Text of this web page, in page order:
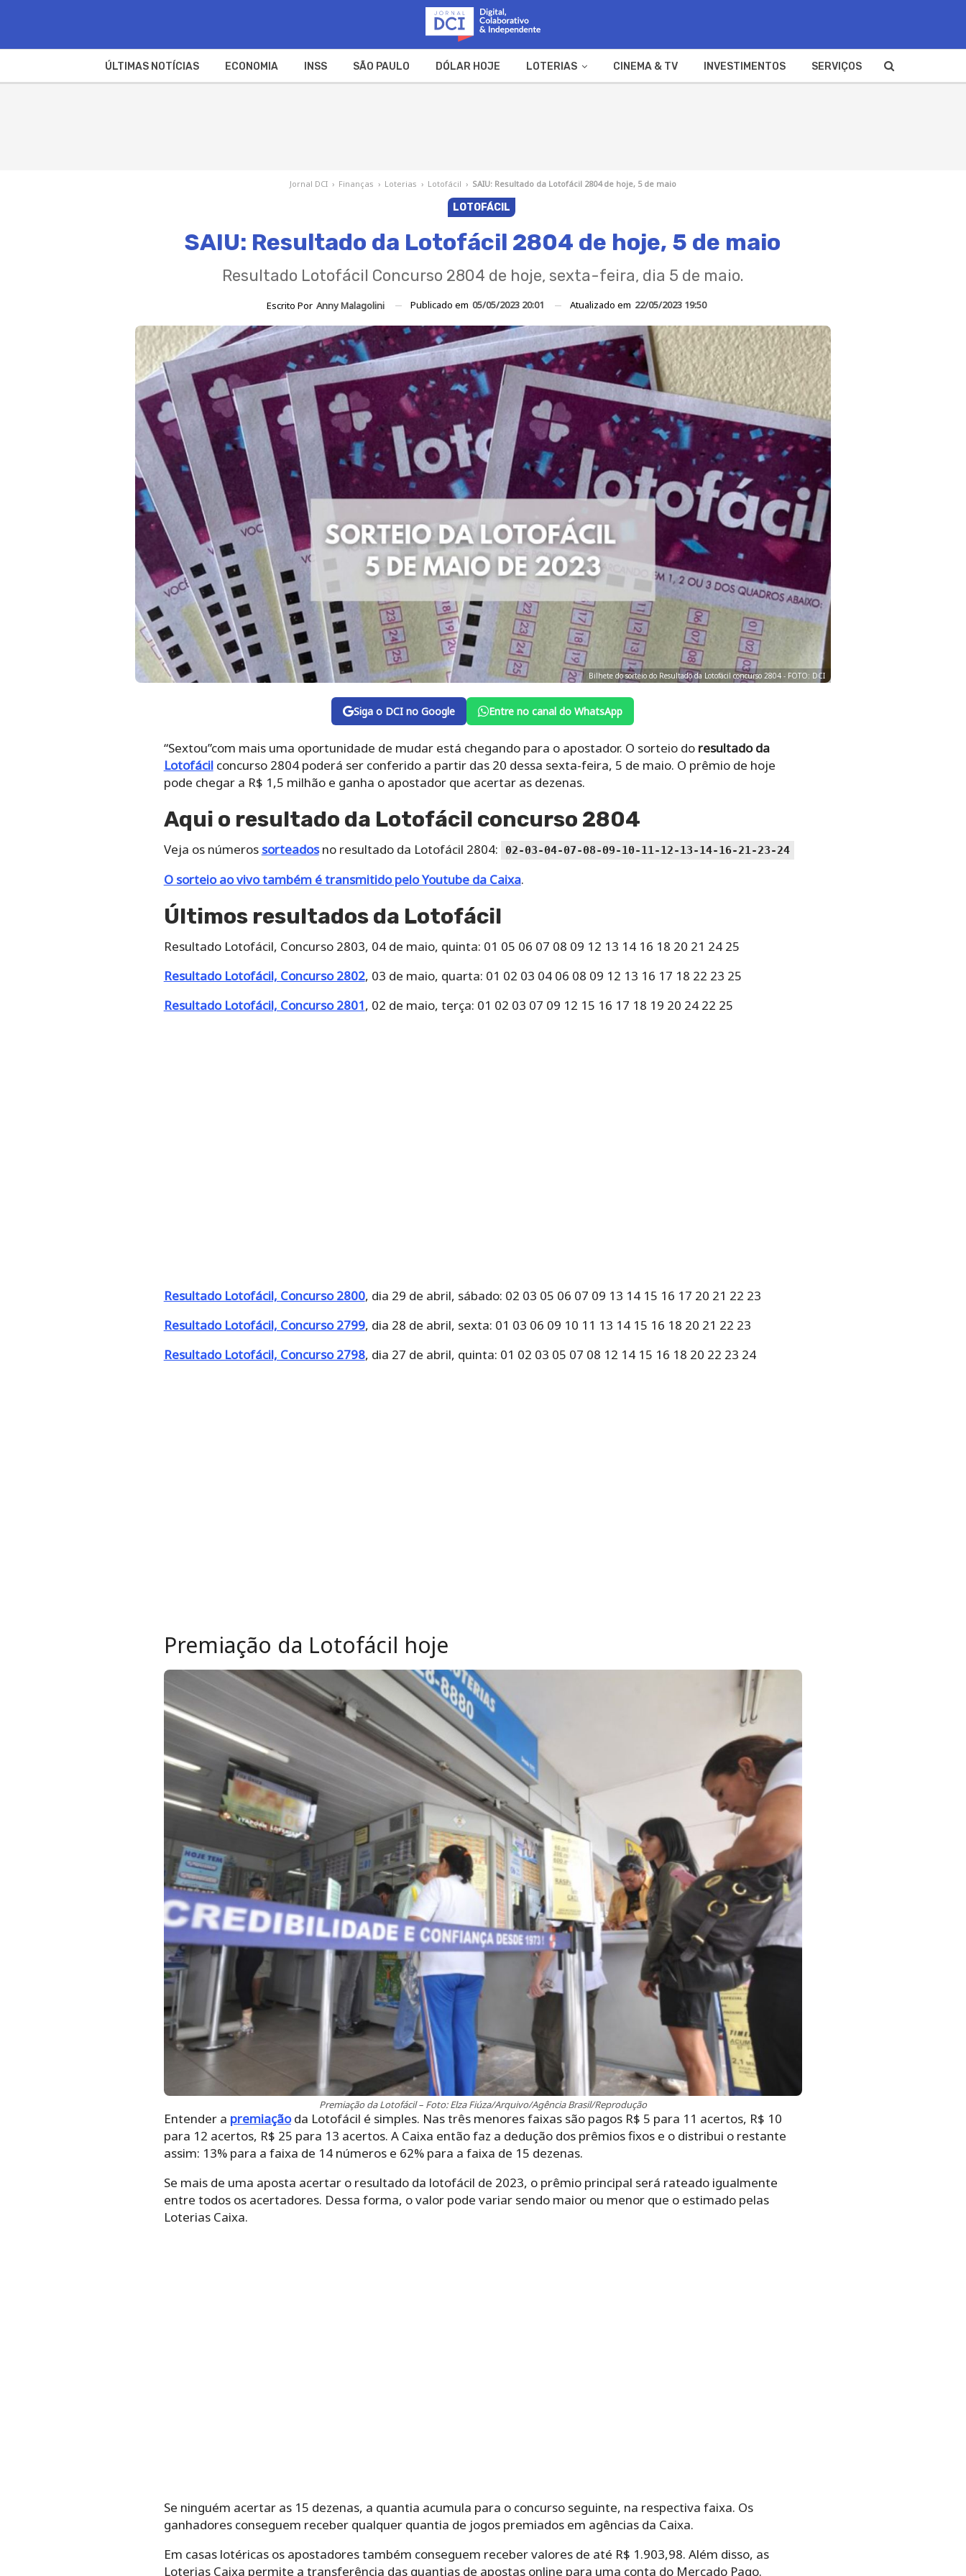
ÚLTIMAS NOTÍCIAS ECONOMIA INSS SÃO PAULO DÓLAR HOJE LOTERIAS CINEMA & TV INVESTIMENTOS SERVIÇOS
Jornal DCI › Finanças › Loterias › Lotofácil › SAIU: Resultado da Lotofácil 2804 de hoje, 5 de maio
LOTOFÁCIL
SAIU: Resultado da Lotofácil 2804 de hoje, 5 de maio
Resultado Lotofácil Concurso 2804 de hoje, sexta-feira, dia 5 de maio.
Escrito Por Anny Malagolini Publicado em 05/05/2023 20:01 Atualizado em 22/05/2023 19:50
Bilhete do sorteio do Resultado da Lotofácil concurso 2804 - FOTO: DCI
Siga o DCI no Google Entre no canal do WhatsApp
“Sextou”com mais uma oportunidade de mudar está chegando para o apostador. O sorteio do resultado da
Lotofácilconcurso 2804 poderá ser conferido a partir das 20 dessa sexta-feira, 5 de maio. O prêmio de hoje
pode chegar a R$ 1,5 milhão e ganha o apostador que acertar as dezenas.
Aqui o resultado da Lotofácil concurso 2804
Veja os números sorteadosno resultado da Lotofácil 2804: 02-03-04-07-08-09-10-11-12-13-14-16-21-23-24
O sorteio ao vivo também é transmitido pelo Youtube da Caixa.
Últimos resultados da Lotofácil
Resultado Lotofácil, Concurso 2803, 04 de maio, quinta: 01 05 06 07 08 09 12 13 14 16 18 20 21 24 25
Resultado Lotofácil, Concurso 2802, 03 de maio, quarta: 01 02 03 04 06 08 09 12 13 16 17 18 22 23 25
Resultado Lotofácil, Concurso 2801, 02 de maio, terça: 01 02 03 07 09 12 15 16 17 18 19 20 24 22 25
Resultado Lotofácil, Concurso 2800, dia 29 de abril, sábado: 02 03 05 06 07 09 13 14 15 16 17 20 21 22 23
Resultado Lotofácil, Concurso 2799, dia 28 de abril, sexta: 01 03 06 09 10 11 13 14 15 16 18 20 21 22 23
Resultado Lotofácil, Concurso 2798, dia 27 de abril, quinta: 01 02 03 05 07 08 12 14 15 16 18 20 22 23 24
Premiação da Lotofácil hoje
Premiação da Lotofácil – Foto: Elza Fiúza/Arquivo/Agência Brasil/Reprodução
Entender a premiaçãoda Lotofácil é simples. Nas três menores faixas são pagos R$ 5 para 11 acertos, R$ 10
para 12 acertos, R$ 25 para 13 acertos. A Caixa então faz a dedução dos prêmios fixos e o distribui o restante
assim: 13% para a faixa de 14 números e 62% para a faixa de 15 dezenas.
Se mais de uma aposta acertar o resultado da lotofácil de 2023, o prêmio principal será rateado igualmente
entre todos os acertadores. Dessa forma, o valor pode variar sendo maior ou menor que o estimado pelas
Loterias Caixa.
Se ninguém acertar as 15 dezenas, a quantia acumula para o concurso seguinte, na respectiva faixa. Os
ganhadores conseguem receber qualquer quantia de jogos premiados em agências da Caixa.
Em casas lotéricas os apostadores também conseguem receber valores de até R$ 1.903,98. Além disso, as
Loterias Caixa permite a transferência das quantias de apostas online para uma conta do Mercado Pago.